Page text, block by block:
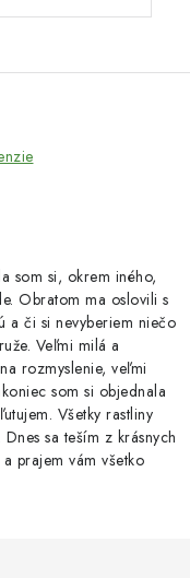
som si, okrem iného,
Obratom ma oslovili s
a či si nevyberiem niečo
Veľmi milá a
rozmyslenie, veľmi
som si objednala
Všetky rastliny
sa teším z krásnych
prajem vám všetko